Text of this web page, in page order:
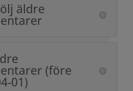
äldre
(före
01)